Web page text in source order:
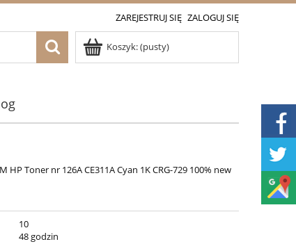
ZAREJESTRUJ SIĘ ZALOGUJ SIĘ
Koszyk:(pusty)
HP Toner nr 126A CE311A Cyan 1K CRG-729 100% new
10
48 godzin